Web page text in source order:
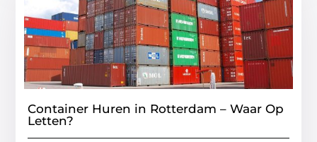
Container Huren in Rotterdam – Waar Op
Letten?